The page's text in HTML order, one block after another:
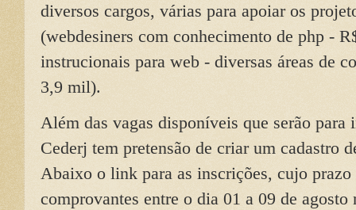
diversos cargos, várias para apoiar os
(webdesiners com conhecimento de php -
instrucionais para web - diversas áreas de
3,9 mil).
Além das vagas disponíveis que serão para
Cederj tem pretensão de criar um cadastro
Abaixo o link para as inscrições, cujo
comprovantes entre o dia 01 a 09 de agosto